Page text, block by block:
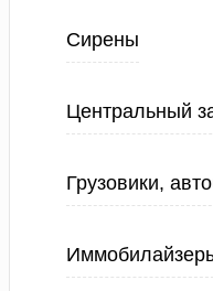
Сирены
Центральный
Грузовики,